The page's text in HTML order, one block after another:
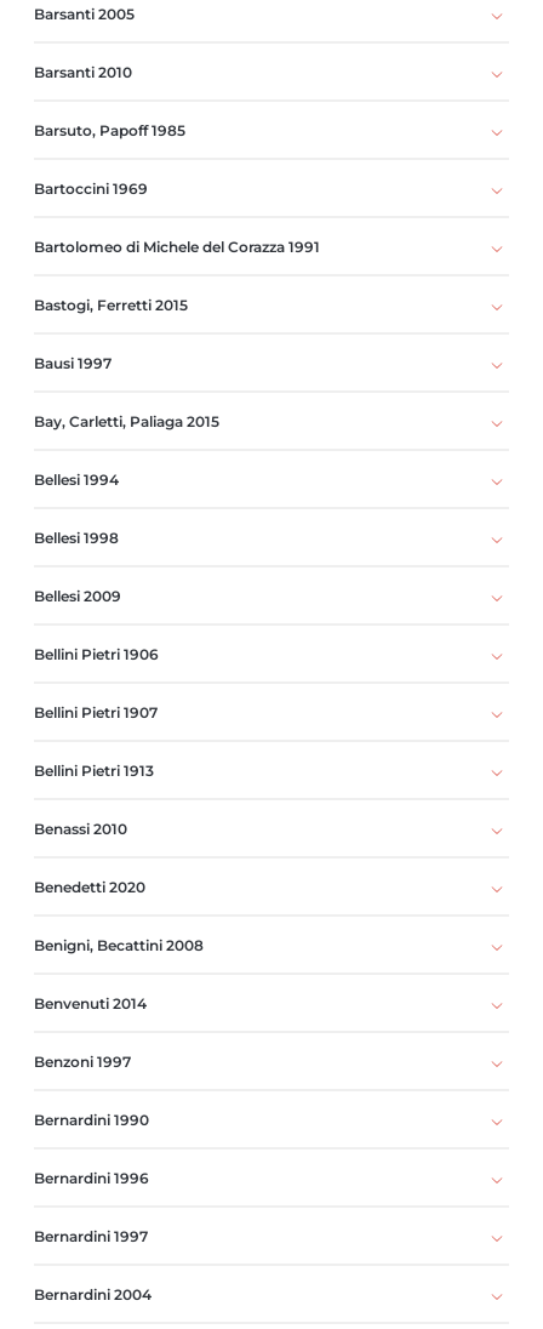
Barsanti 2005
Barsanti 2010
Barsuto, Papoff 1985
Bartoccini 1969
Bartolomeo di Michele del Corazza 1991
Bastogi, Ferretti 2015
Bausi 1997
Bay, Carletti, Paliaga 2015
Bellesi 1994
Bellesi 1998
Bellesi 2009
Bellini Pietri 1906
Bellini Pietri 1907
Bellini Pietri 1913
Benassi 2010
Benedetti 2020
Benigni, Becattini 2008
Benvenuti 2014
Benzoni 1997
Bernardini 1990
Bernardini 1996
Bernardini 1997
Bernardini 2004